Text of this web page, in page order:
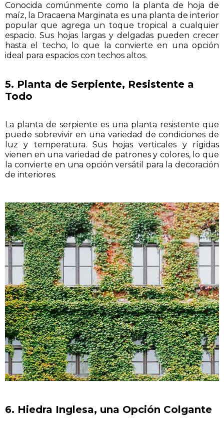
Conocida comúnmente como la planta de hoja de
maíz, la Dracaena Marginata es una planta de interior
popular que agrega un toque tropical a cualquier
espacio. Sus hojas largas y delgadas pueden crecer
hasta el techo, lo que la convierte en una opción
ideal para espacios con techos altos.
5. Planta de Serpiente, Resistente a
Todo
La planta de serpiente es una planta resistente que
puede sobrevivir en una variedad de condiciones de
luz y temperatura. Sus hojas verticales y rígidas
vienen en una variedad de patrones y colores, lo que
la convierte en una opción versátil para la decoración
de interiores.
6. Hiedra Inglesa, una Opción Colgante